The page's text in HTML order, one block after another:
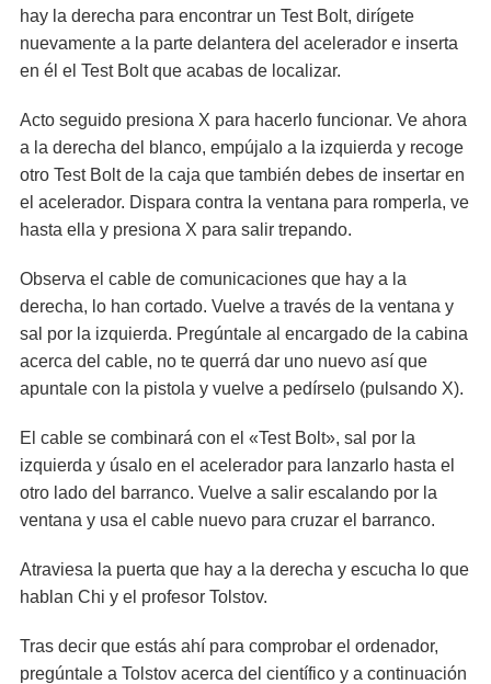
hay la derecha para encontrar un Test Bolt, dirígete
nuevamente a la parte delantera del acelerador e inserta
en él el Test Bolt que acabas de localizar.
Acto seguido presiona X para hacerlo funcionar. Ve ahora
a la derecha del blanco, empújalo a la izquierda y recoge
otro Test Bolt de la caja que también debes de insertar en
el acelerador. Dispara contra la ventana para romperla, ve
hasta ella y presiona X para salir trepando.
Observa el cable de comunicaciones que hay a la
derecha, lo han cortado. Vuelve a través de la ventana y
sal por la izquierda. Pregúntale al encargado de la cabina
acerca del cable, no te querrá dar uno nuevo así que
apuntale con la pistola y vuelve a pedírselo (pulsando X).
El cable se combinará con el «Test Bolt», sal por la
izquierda y úsalo en el acelerador para lanzarlo hasta el
otro lado del barranco. Vuelve a salir escalando por la
ventana y usa el cable nuevo para cruzar el barranco.
Atraviesa la puerta que hay a la derecha y escucha lo que
hablan Chi y el profesor Tolstov.
Tras decir que estás ahí para comprobar el ordenador,
pregúntale a Tolstov acerca del científico y a continuación